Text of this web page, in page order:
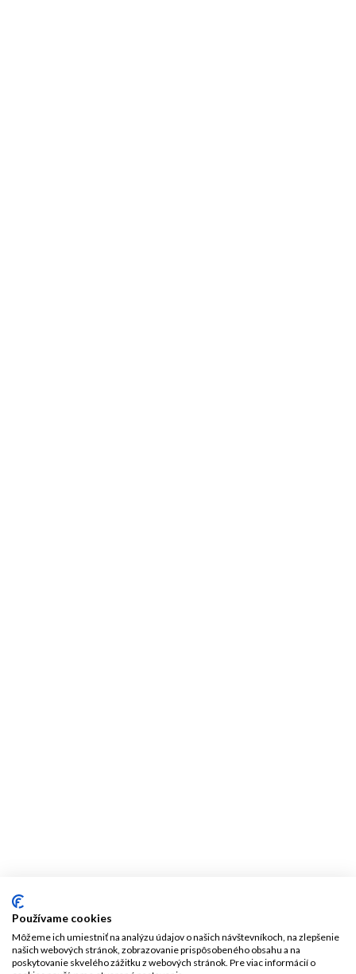
Používame cookies
Môžeme ich umiestniť na analýzu údajov o našich návštevníkoch, na zlepšenie
našich webových stránok, zobrazovanie prispôsobeného obsahu a na
poskytovanie skvelého zážitku z webových stránok. Pre viac informácií o